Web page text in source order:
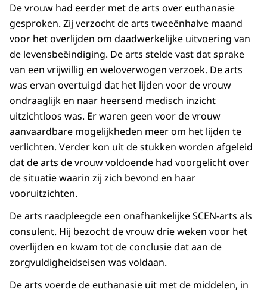
De vrouw had eerder met de arts over euthanasie
gesproken. Zij verzocht de arts tweeënhalve maand
voor het overlijden om daadwerkelijke uitvoering van
de levensbeëindiging. De arts stelde vast dat sprake
van een vrijwillig en weloverwogen verzoek. De arts
was ervan overtuigd dat het lijden voor de vrouw
ondraaglijk en naar heersend medisch inzicht
uitzichtloos was. Er waren geen voor de vrouw
aanvaardbare mogelijkheden meer om het lijden te
verlichten. Verder kon uit de stukken worden afgeleid
dat de arts de vrouw voldoende had voorgelicht over
de situatie waarin zij zich bevond en haar
vooruitzichten.
De arts raadpleegde een onafhankelijke SCEN-arts als
consulent. Hij bezocht de vrouw drie weken voor het
overlijden en kwam tot de conclusie dat aan de
zorgvuldigheidseisen was voldaan.
De arts voerde de euthanasie uit met de middelen, in